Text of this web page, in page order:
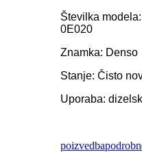
Številka
0E020
Znamka: Denso
Stanje: Čisto
Uporaba:
poizvedba